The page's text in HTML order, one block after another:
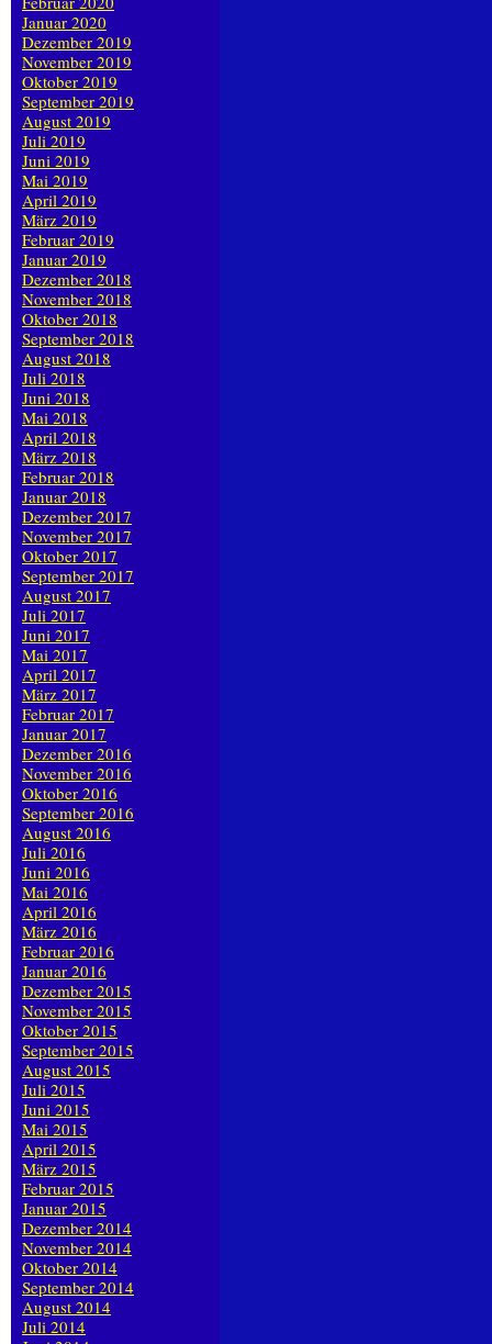
Januar 2020
Dezember 2019
November 2019
Oktober 2019
September 2019
August 2019
Juli 2019
Juni 2019
Mai 2019
April 2019
März 2019
Februar 2019
Januar 2019
Dezember 2018
November 2018
Oktober 2018
September 2018
August 2018
Juli 2018
Juni 2018
Mai 2018
April 2018
März 2018
Februar 2018
Januar 2018
Dezember 2017
November 2017
Oktober 2017
September 2017
August 2017
Juli 2017
Juni 2017
Mai 2017
April 2017
März 2017
Februar 2017
Januar 2017
Dezember 2016
November 2016
Oktober 2016
September 2016
August 2016
Juli 2016
Juni 2016
Mai 2016
April 2016
März 2016
Februar 2016
Januar 2016
Dezember 2015
November 2015
Oktober 2015
September 2015
August 2015
Juli 2015
Juni 2015
Mai 2015
April 2015
März 2015
Februar 2015
Januar 2015
Dezember 2014
November 2014
Oktober 2014
September 2014
August 2014
Juli 2014